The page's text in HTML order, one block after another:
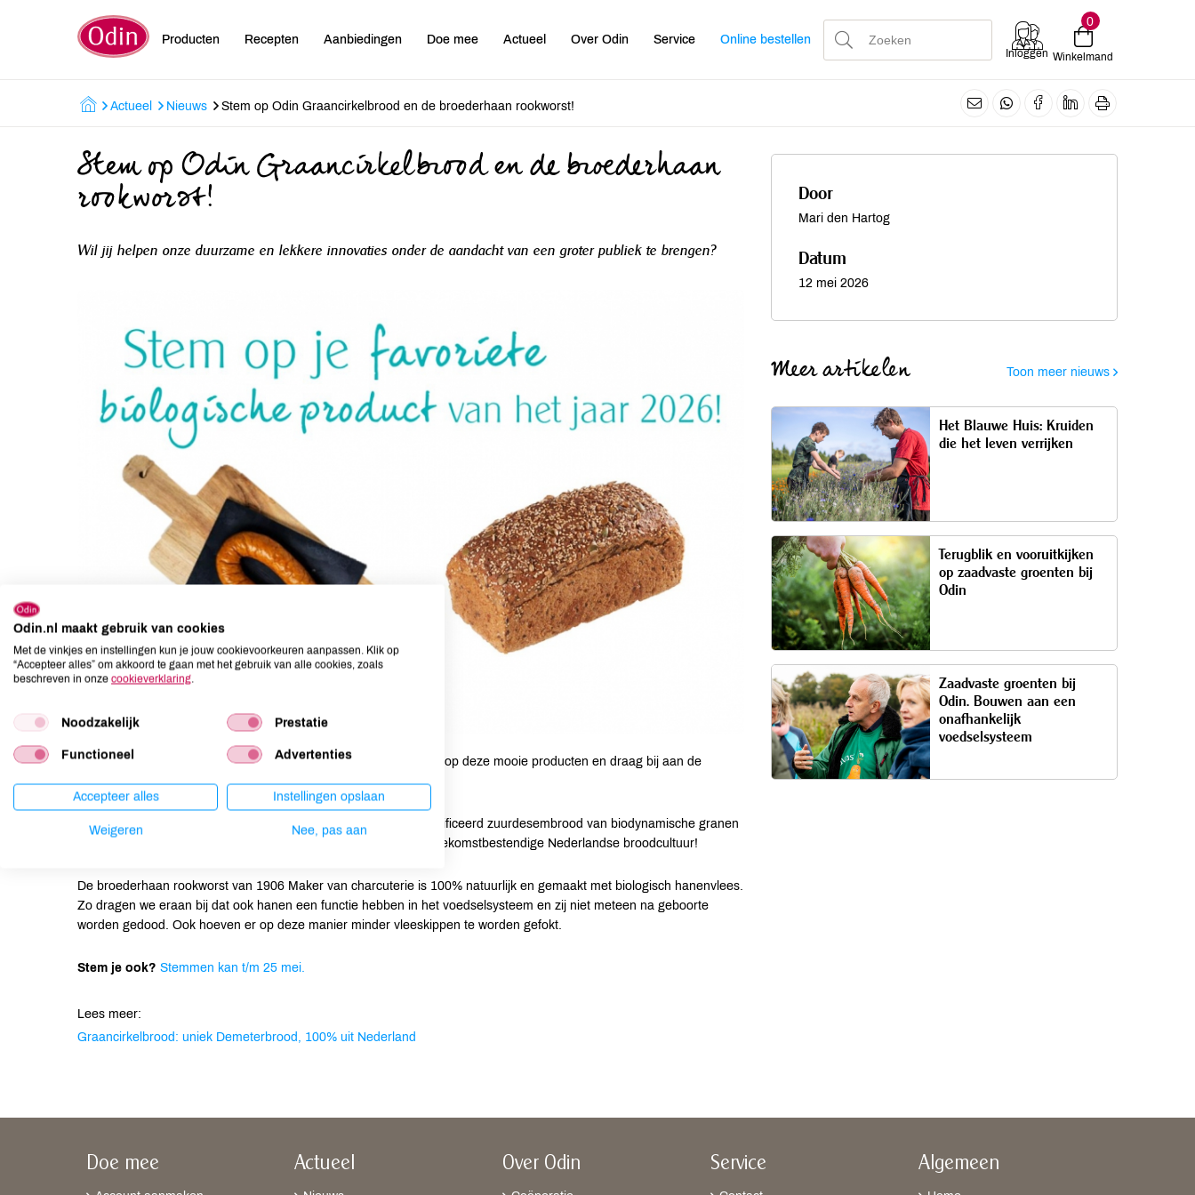
Producten Recepten Aanbiedingen Doe mee Actueel Over Odin Service Online bestellen
Inloggen
0
Winkelmand
Actueel Nieuws Stem op Odin Graancirkelbrood en de broederhaan rookworst!
Stem op Odin Graancirkelbrood en de broederhaan
rookworst!
Wil jij helpen onze duurzame en lekkere innovaties onder de aandacht van een groter publiek te brengen?
Stem dan tijdens de jaarlijkse Bioproduct van het Jaar-verkiezing op deze mooie producten en draag bij aan de
verduurzaming van ons voedselsysteem!
Odin Graancirkelbrood is een 100% Nederlands, Demeter-gecertificeerd zuurdesembrood van biodynamische granen
van lokale telers. Hiermee bouwen we aan een regeneratieve, toekomstbestendige Nederlandse broodcultuur!
De broederhaan rookworst van 1906 Maker van charcuterie is 100% natuurlijk en gemaakt met biologisch hanenvlees.
Zo dragen we eraan bij dat ook hanen een functie hebben in het voedselsysteem en zij niet meteen na geboorte
worden gedood. Ook hoeven er op deze manier minder vleeskippen te worden gefokt.
Stem je ook? Stemmen kan t/m 25 mei.
Lees meer:
Graancirkelbrood: uniek Demeterbrood, 100% uit Nederland
Door
Mari den Hartog
Datum
12 mei 2026
Meer artikelen Toon meer nieuws
Het Blauwe Huis: Kruiden
die het leven verrijken
Terugblik en vooruitkijken
op zaadvaste groenten bij
Odin
Zaadvaste groenten bij
Odin. Bouwen aan een
onafhankelijk
voedselsysteem
Doe mee Actueel Over Odin Service Algemeen
Odin.nl maakt gebruik van cookies
Met de vinkjes en instellingen kun je jouw cookievoorkeuren aanpassen. Klik op
“Accepteer alles” om akkoord te gaan met het gebruik van alle cookies, zoals
beschreven in onze cookieverklaring.
Noodzakelijk Prestatie
Functioneel Advertenties
Accepteer alles Instellingen opslaan
Weigeren Nee, pas aan